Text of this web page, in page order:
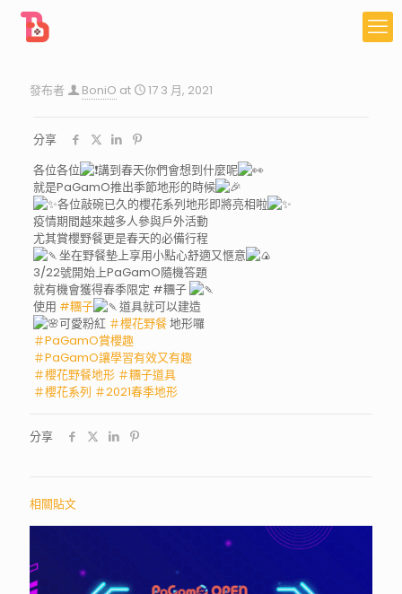
發布者 BoniO at 17 3 月, 2021
分享
各位各位
講到春天你們會想到什麼呢
就是PaGamO推出季節地形的時候
各位敲碗已久的櫻花系列地形即將亮相啦
疫情期間越來越多人參與戶外活動
尤其賞櫻野餐更是春天的必備行程
坐在野餐墊上享用小點心舒適又愜意
3/22號開始上PaGamO隨機答題
就有機會獲得春季限定 #糰子
使用 #糰子
道具就可以建造
可愛粉紅 ＃櫻花野餐地形囉
＃PaGamO賞櫻趣
＃PaGamO讓學習有效又有趣
＃櫻花野餐地形 ＃糰子道具
＃櫻花系列 ＃2021春季地形
分享
相關貼文